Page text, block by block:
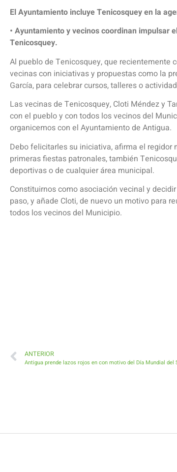
El Ayuntamiento incluye Tenicosquey en la
• Ayuntamiento y vecinos coordinan impulsar
Tenicosquey.
Al pueblo de Tenicosquey, que recientemente
vecinas con iniciativas y propuestas como la
García, para celebrar cursos, talleres o
Las vecinas de Tenicosquey, Cloti Méndez y
con el pueblo y con todos los vecinos del
organicemos con el Ayuntamiento de Antigua.
Debo felicitarles su iniciativa, afirma el
primeras fiestas patronales, también
deportivas o de cualquier área municipal.
Constituirnos como asociación vecinal y
paso, y añade Cloti, de nuevo un motivo para
todos los vecinos del Municipio.
ANTERIOR
Antigua prende lazos rojos en con motivo del Día Mundial del